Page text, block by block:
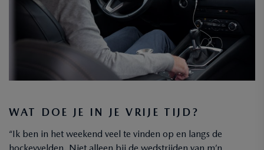
WAT DOE JE IN JE VRIJE TIJD?
“Ik ben in het weekend veel te vinden op en langs de